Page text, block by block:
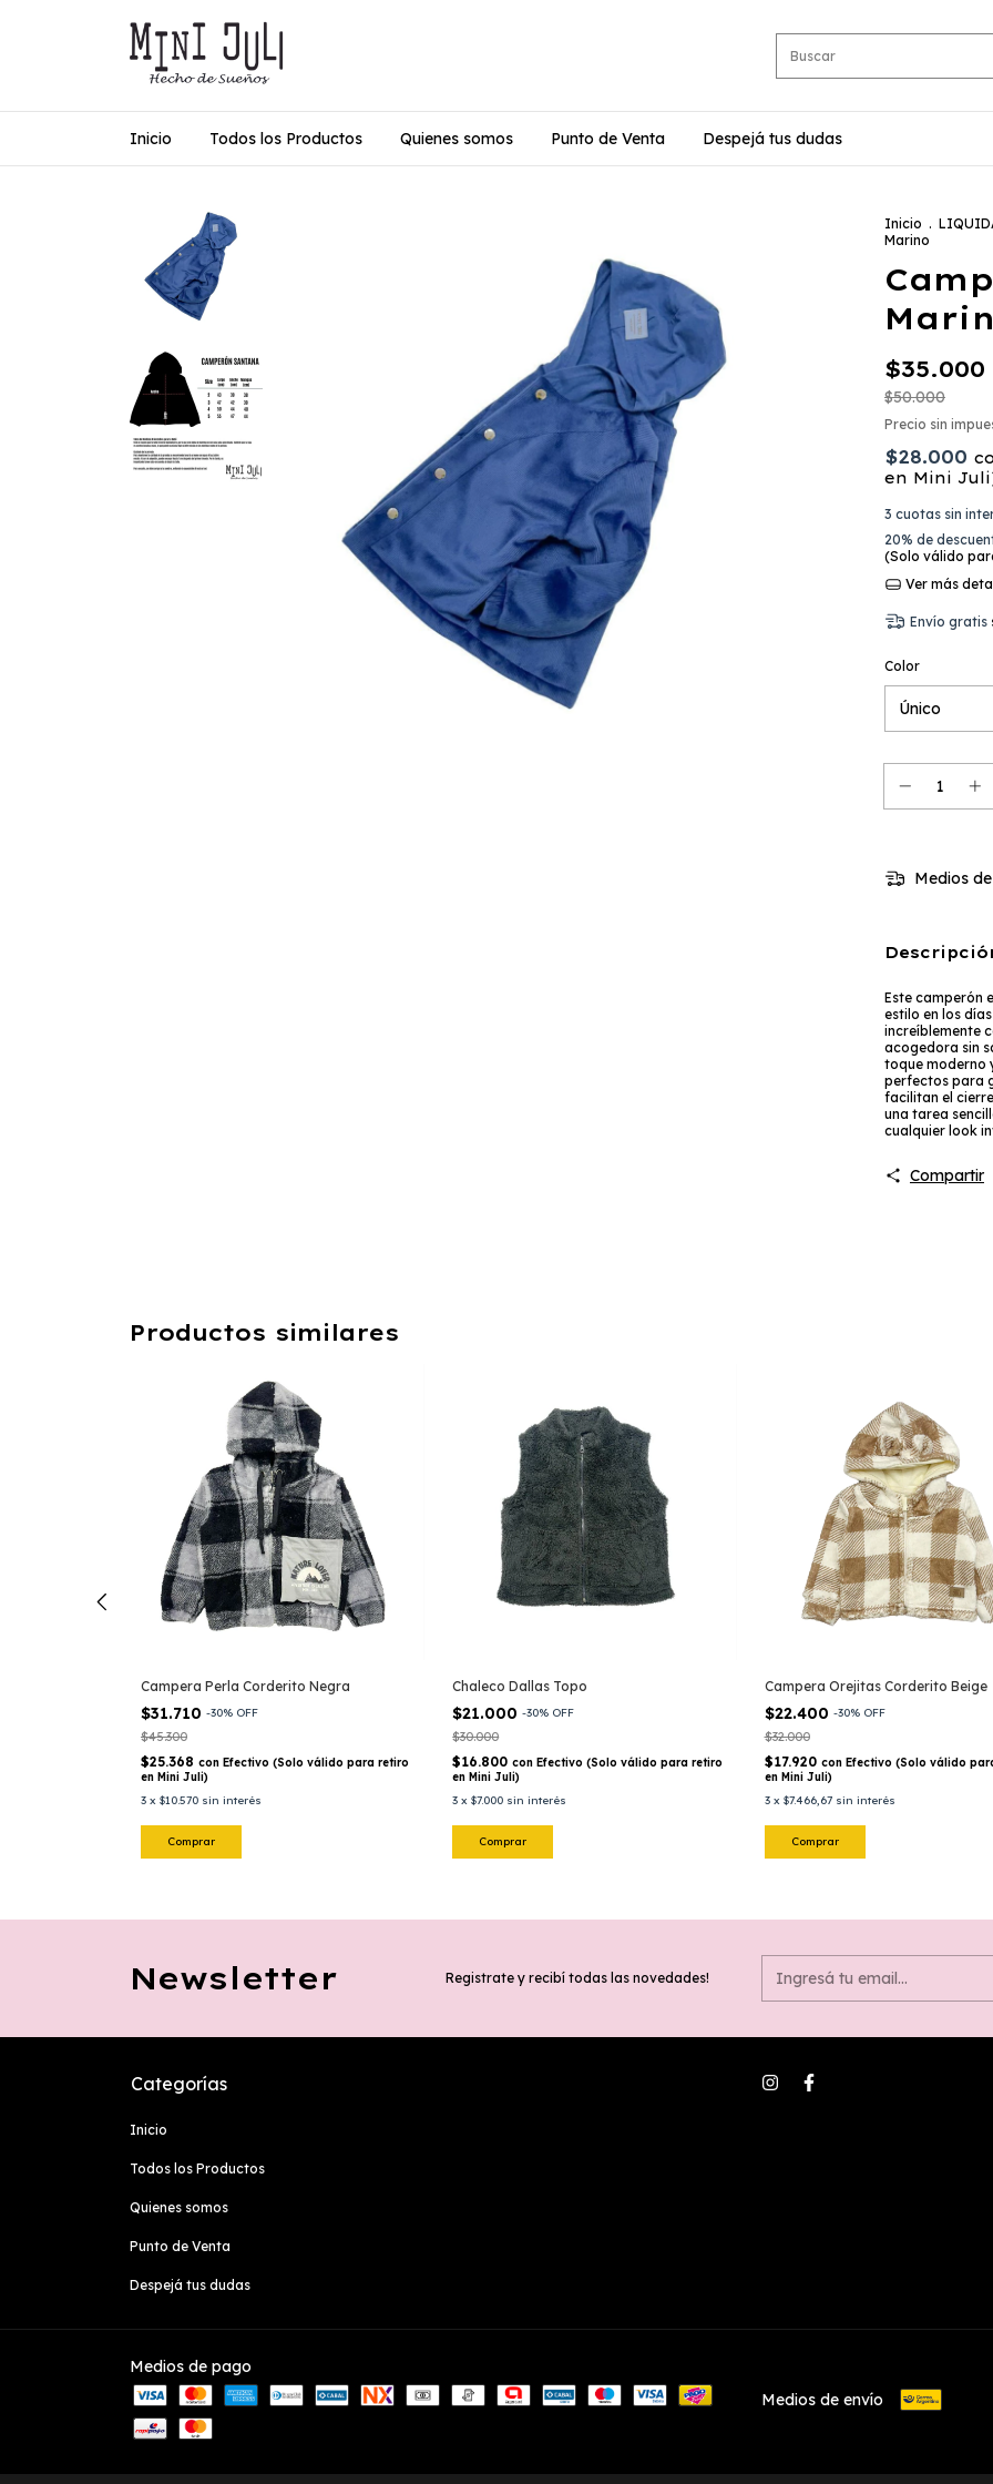
Inicio Todos los Productos Quienes somos Punto de Venta Despejá tus dudas
Inicio .
Marino
$35.000
$50.000
Precio sin
$28.000
en Mini
3 cuotas sin
20% de
(Solo válido
Ver más
Envío gratis
Color
Medios
Este camperón
estilo en los
increíblemente
acogedora sin
toque moderno
perfectos para
facilitan el
una tarea
cualquier look
Compartir
Productos similares
Campera Perla Corderito Negra
$31.710 -30% OFF
$45.300
$25.368 con Efectivo (Solo válido para retiro
en Mini Juli)
3 x $10.570 sin interés
Comprar
Chaleco Dallas Topo
$21.000-30% OFF
$30.000
$16.800con Efectivo (Solo válido para retiro
en Mini Juli)
3 x$7.000 sin interés
Comprar
Campera Orejitas Corderito Beige
$22.400 -30% OFF
$32.000
$17.920 con Efectivo (Solo válido
en Mini Juli)
3 x $7.466,67 sin interés
Comprar
Newsletter Registrate y recibí todas las novedades!
Categorías
Inicio
Todos los Productos
Quienes somos
Punto de Venta
Despejá tus dudas
Medios de pago
Medios de envío